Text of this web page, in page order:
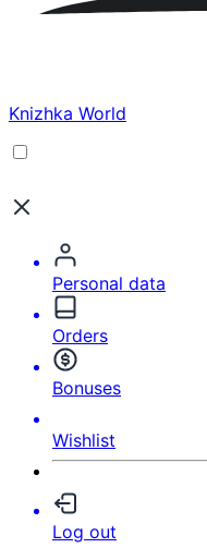
Knizhka World
Personal data
Orders
Bonuses
Wishlist
Log out